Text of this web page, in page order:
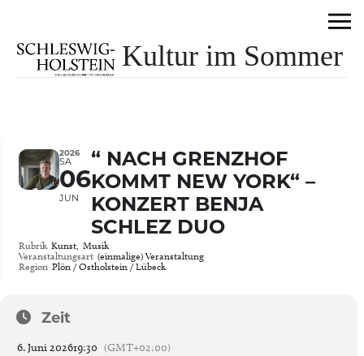
Kultur im Sommer
2026
SA
06
JUN
“ NACH GRENZHOF
KOMMT NEW YORK“ –
KONZERT BENJA
SCHLEZ DUO
Rubrik Kunst, Musik
Veranstaltungsart (einmalige) Veranstaltung
Region Plön / Ostholstein / Lübeck
Zeit
6. Juni 202619:30 (GMT+02:00)